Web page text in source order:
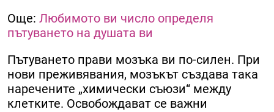
Още: Любимото ви число определя
пътуването на душата ви
Пътуването прави мозъка ви по-силен. При
нови преживявания, мозъкът създава така
наречените „химически съюзи“ между
клетките. Освобождават се важни